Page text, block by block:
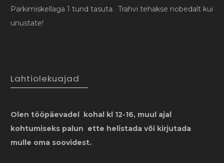
Parkimiskellaga 1 tund tasuta. Trahvi tehakse nobedalt kui
unustate!
Lahtiolekuajad
Olen tööpäevadel kohal kl 12-16, muul ajal
kohtumiseks palun ette helistada või kirjutada
mulle oma soovidest.